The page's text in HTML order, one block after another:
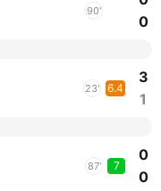
90'
0
23' 6.4
3
1
87' 7
0
0